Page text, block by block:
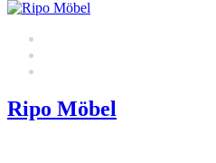
Ripo Möbel